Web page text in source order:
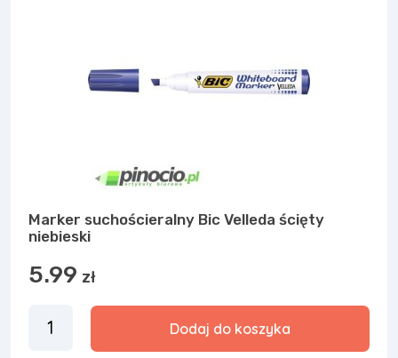
Marker suchościeralny Bic Velleda ścięty
niebieski
5.99 zł
Dodaj do koszyka